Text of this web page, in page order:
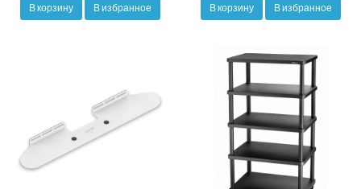
В корзину В избранное В корзину В избранное